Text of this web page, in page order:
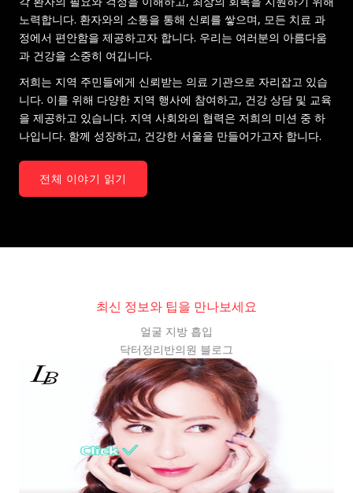
노력합니다. 환자와의 소통을 통해 신뢰를 쌓으며, 모든 치료 과
정에서 편안함을 제공하고자 합니다. 우리는 여러분의 아름다움
과 건강을 소중히 여깁니다.
저희는 지역 주민들에게 신뢰받는 의료 기관으로 자리잡고 있습
니다. 이를 위해 다양한 지역 행사에 참여하고, 건강 상담 및 교육
을 제공하고 있습니다. 지역 사회와의 협력은 저희의 미션 중 하
나입니다. 함께 성장하고, 건강한 서울을 만들어가고자 합니다.
전체 이야기 읽기
최신 정보와 팁을 만나보세요
얼굴 지방 흡입
닥터정리반의원 블로그